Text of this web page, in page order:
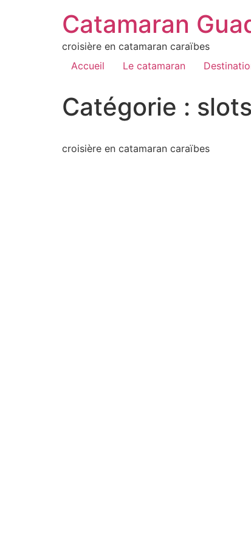
Catamaran
croisière en catamaran caraïbes
Accueil
Le catamaran
Catégorie : slots
croisière en catamaran caraïbes